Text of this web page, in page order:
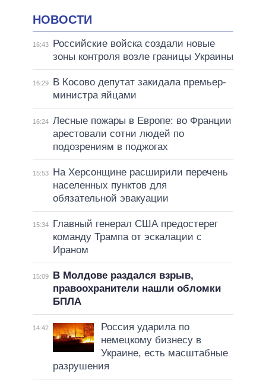
НОВОСТИ
16:43
Российские войска создали новые
зоны контроля возле границы Украины
16:29
В Косово депутат закидала премьер-
министра яйцами
16:24 Лесные пожары в Европе: во Франции
арестовали сотни людей по
подозрениям в поджогах
15:53
На Херсонщине расширили перечень
населенных пунктов для
обязательной эвакуации
15:34
Главный генерал США предостерег
команду Трампа от эскалации с
Ираном
15:09
В Молдове раздался взрыв,
правоохранители нашли обломки
БПЛА
14:42
Россия ударила по
немецкому бизнесу в
Украине, есть масштабные
разрушения